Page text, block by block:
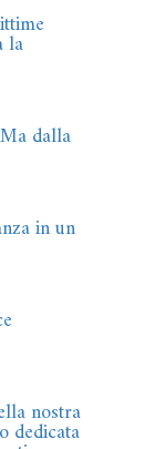
la
dalla
in un
nostra
dedicata